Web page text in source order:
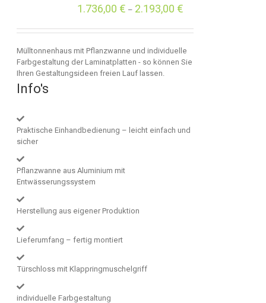
1.736,00 € – 2.193,00 €
Mülltonnenhaus mit Pflanzwanne und individuelle
Farbgestaltung der Laminatplatten - so können Sie
Ihren Gestaltungsideen freien Lauf lassen.
Info's
Praktische Einhandbedienung – leicht einfach und
sicher
Pflanzwanne aus Aluminium mit
Entwässerungssystem
Herstellung aus eigener Produktion
Lieferumfang – fertig montiert
Türschloss mit Klappringmuschelgriff
individuelle Farbgestaltung